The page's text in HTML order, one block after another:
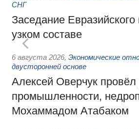
СНГ
Заседание
узком составе
6 августа 2026, Экономические
двусторонней основе
Алексей Оверчук
промышленности,
Мохаммадом Атабаком